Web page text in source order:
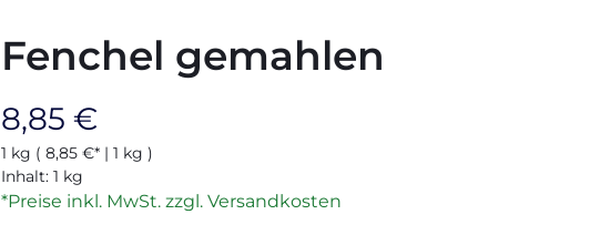
Fenchel gemahlen
Regulärer Preis:
8,85 €
1 kg ( 8,85 €* | 1 kg )
Inhalt: 1 kg
*Preise inkl. MwSt. zzgl. Versandkosten